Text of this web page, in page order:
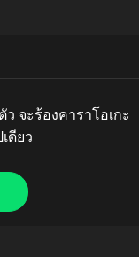
จะร้องคาราโอเกะ
ดียว